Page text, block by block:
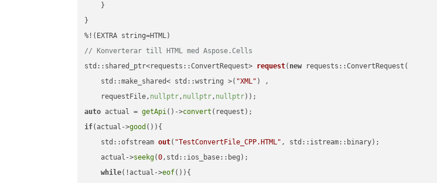
    }
}
// Konverterar till HTML med Aspose.Cells
std::shared_ptr<requests::ConvertRequest> request( new requests::ConvertRequest(
    std::make_shared< std::wstring >(
"XML" ) ,
    requestFile,
nullptr, nullptr, nullptr))
auto actual = getApi()->convert
if(actual->good ()){
std::ofstream out( "TestConvertFile_CPP.HTML" , std::istream::binary) ;
    actual->
seekg(0,std::ios_base::beg);
while(!actual->eof()){